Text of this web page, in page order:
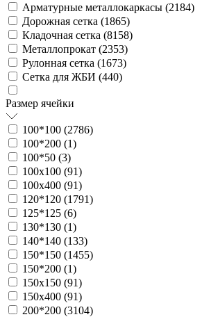
Арматурные металлокаркасы (2184)
Дорожная сетка (1865)
Кладочная сетка (8158)
Металлопрокат (2353)
Рулонная сетка (1673)
Сетка для ЖБИ (440)
Размер ячейки
100*100 (2786)
100*200 (1)
100*50 (3)
100х100 (91)
100х400 (91)
120*120 (1791)
125*125 (6)
130*130 (1)
140*140 (133)
150*150 (1455)
150*200 (1)
150х150 (91)
150х400 (91)
200*200 (3104)